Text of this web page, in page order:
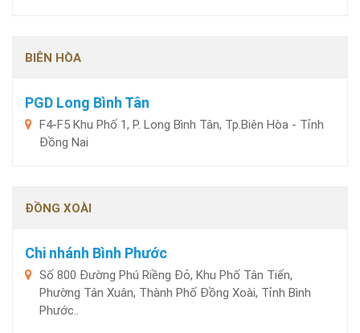
BIÊN HÒA
PGD Long Bình Tân
F4-F5 Khu Phố 1, P. Long Bình Tân, Tp.Biên Hòa - Tỉnh
Đồng Nai
ĐỒNG XOÀI
Chi nhánh Bình Phước
Số 800 Đường Phú Riềng Đỏ, Khu Phố Tân Tiến,
Phường Tân Xuân, Thành Phố Đồng Xoài, Tỉnh Bình
Phước..